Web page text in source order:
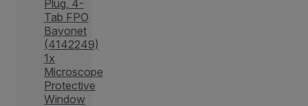
Plug, 4-
Tab FPO
Bayonet
(4142249)
1x
Microscope
Protective
Window